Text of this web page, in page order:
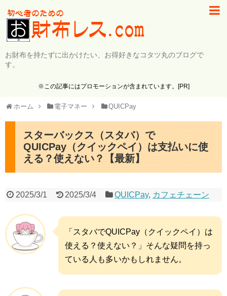
お財布を持たずに出かけたい、お得好きなコタツ丸のブログで
す。
※この記事にはプロモーションが含まれています。[PR]
ホーム 電子マネー QUICPay
スターバックス（スタバ）で
QUICPay（クイックペイ）は支払いに使
える？使えない？【最新】
2025/3/1 2025/3/4 QUICPay, カフェチェーン
「スタバでQUICPay（クイックペイ）は
使える？使えない？」そんな疑問を持っ
ている人も多いかもしれません。